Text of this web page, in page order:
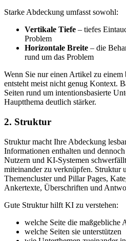
Starke Abdeckung umfasst sowohl:
Vertikale Tiefe – tiefes
Problem
Horizontale Breite – die
rund um das Problem
Wenn Sie nur einen Artikel zu
entsteht meist nicht genug Kontext.
Seiten rund um intentionsbasierte
Hauptthema deutlich stärker.
2. Struktur
Struktur macht Ihre Abdeckung
Informationen enthalten und
Nutzern und KI-Systemen
miteinander zu verknüpfen. Struktur
Themencluster und Pillar Pages,
Ankertexte, Überschriften und
Gute Struktur hilft KI zu verstehen:
welche Seite die maßgebliche
welche Seiten sie unterstützen